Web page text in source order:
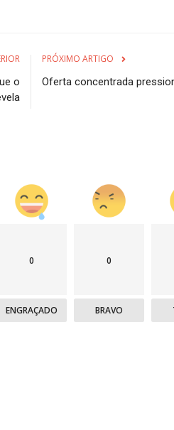
o
PRÓXIMO ARTIGO
Oferta concentrada
0
ENGRAÇADO
0
BRAVO